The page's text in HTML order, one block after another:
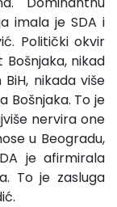
imala je SDA i
Politički okvir
nikad
nikada više
Bošnjaka. To je
nervira one
u Beogradu,
je afirmirala
To je zasluga